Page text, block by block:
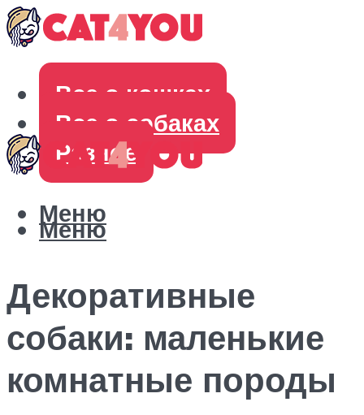
Все о кошках
Все о собаках
Разное
Меню
Меню
Декоративные
собаки: маленькие
комнатные породы